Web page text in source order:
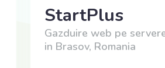
StartPlus
Gazduire web pe
in Brasov, Romania